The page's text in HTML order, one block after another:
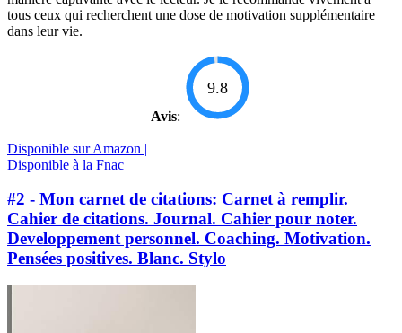
tous ceux qui recherchent une dose de motivation supplémentaire
dans leur vie.
Avis:
9.8
Disponible sur Amazon |
Disponible à la Fnac
#2 - Mon carnet de citations: Carnet à remplir.
Cahier de citations. Journal. Cahier pour noter.
Developpement personnel. Coaching. Motivation.
Pensées positives. Blanc. Stylo